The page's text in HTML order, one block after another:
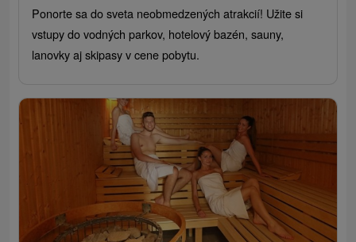
Ponorte sa do sveta neobmedzených atrakcií! Užite si
vstupy do vodných parkov, hotelový bazén, sauny,
lanovky aj skipasy v cene pobytu.